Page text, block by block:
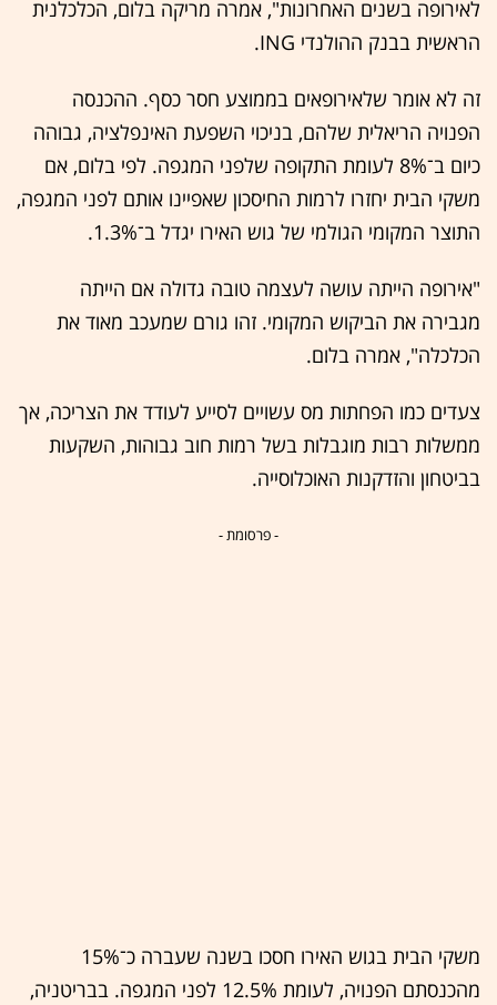
לאירופה בשנים האחרונות", אמרה מריקה בלום, הכלכלנית
הראשית בבנק ההולנדי ING.
זה לא אומר שלאירופאים בממוצע חסר כסף. ההכנסה
הפנויה הריאלית שלהם, בניכוי השפעת האינפלציה, גבוהה
כיום ב־8% לעומת התקופה שלפני המגפה. לפי בלום, אם
משקי הבית יחזרו לרמות החיסכון שאפיינו אותם לפני המגפה,
התוצר המקומי הגולמי של גוש האירו יגדל ב־1.3%.
"אירופה הייתה עושה לעצמה טובה גדולה אם הייתה
מגבירה את הביקוש המקומי. זהו גורם שמעכב מאוד את
הכלכלה", אמרה בלום.
צעדים כמו הפחתות מס עשויים לסייע לעודד את הצריכה, אך
ממשלות רבות מוגבלות בשל רמות חוב גבוהות, השקעות
בביטחון והזדקנות האוכלוסייה.
- פרסומת -
משקי הבית בגוש האירו חסכו בשנה שעברה כ־15%
מהכנסתם הפנויה, לעומת 12.5% לפני המגפה. בבריטניה,